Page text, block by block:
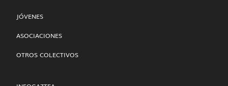
JÓVENES
ASOCIACIONES
OTROS COLECTIVOS